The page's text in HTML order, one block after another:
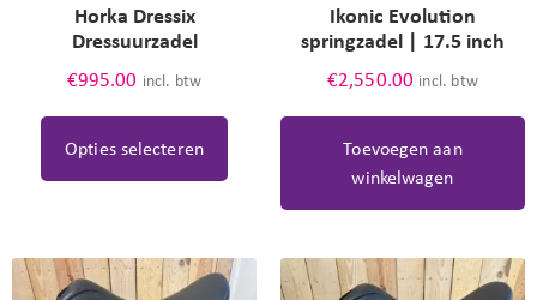
Horka Dressix
Dressuurzadel
€995.00 incl. btw
Opties selecteren
Ikonic Evolution
springzadel | 17.5 inch
€2,550.00 incl. btw
Toevoegen aan
winkelwagen